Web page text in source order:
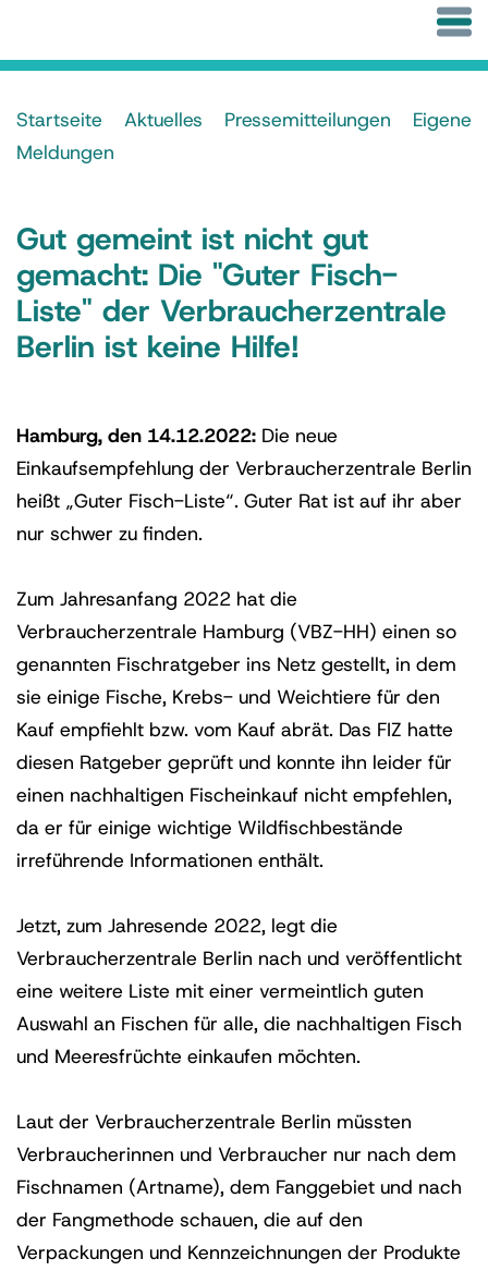
Startseite Aktuelles Pressemitteilungen
Eigene
Meldungen
Gut gemeint ist nicht gut
gemacht: Die "Guter Fisch-
Liste" der Verbraucherzentrale
Berlin ist keine Hilfe!
Hamburg, den 14.12.2022: Die neue
Einkaufsempfehlung der Verbraucherzentrale Berlin
heißt „Guter Fisch-Liste“. Guter Rat ist auf ihr aber
nur schwer zu finden.
Zum Jahresanfang 2022 hat die
Verbraucherzentrale Hamburg (VBZ-HH) einen so
genannten Fischratgeber ins Netz gestellt, in dem
sie einige Fische, Krebs- und Weichtiere für den
Kauf empfiehlt bzw. vom Kauf abrät. Das FIZ hatte
diesen Ratgeber geprüft und konnte ihn leider für
einen nachhaltigen Fischeinkauf nicht empfehlen,
da er für einige wichtige Wildfischbestände
irreführende Informationen enthält.
Jetzt, zum Jahresende 2022, legt die
Verbraucherzentrale Berlin nach und veröffentlicht
eine weitere Liste mit einer vermeintlich guten
Auswahl an Fischen für alle, die nachhaltigen Fisch
und Meeresfrüchte einkaufen möchten.
Laut der Verbraucherzentrale Berlin müssten
Verbraucherinnen und Verbraucher nur nach dem
Fischnamen (Artname), dem Fanggebiet und nach
der Fangmethode schauen, die auf den
Verpackungen und Kennzeichnungen der Produkte